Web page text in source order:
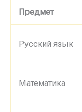
Предмет
Русский язык
Математика